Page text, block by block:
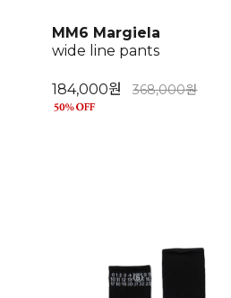
MM6 Margiela
wide line pants
184,000원 368,000원